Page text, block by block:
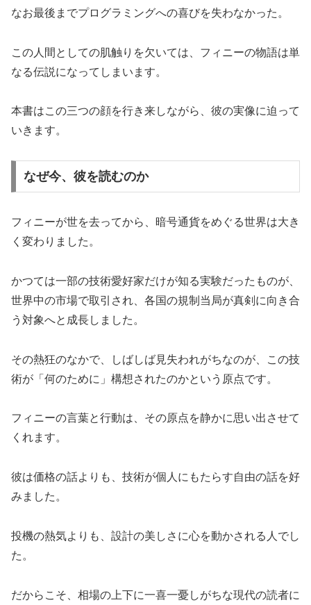
なお最後までプログラミングへの喜びを失わなかった。
この人間としての肌触りを欠いては、フィニーの物語は単
なる伝説になってしまいます。
本書はこの三つの顔を行き来しながら、彼の実像に迫って
いきます。
なぜ今、彼を読むのか
フィニーが世を去ってから、暗号通貨をめぐる世界は大き
く変わりました。
かつては一部の技術愛好家だけが知る実験だったものが、
世界中の市場で取引され、各国の規制当局が真剣に向き合
う対象へと成長しました。
その熱狂のなかで、しばしば見失われがちなのが、この技
術が「何のために」構想されたのかという原点です。
フィニーの言葉と行動は、その原点を静かに思い出させて
くれます。
彼は価格の話よりも、技術が個人にもたらす自由の話を好
みました。
投機の熱気よりも、設計の美しさに心を動かされる人でし
た。
だからこそ、相場の上下に一喜一憂しがちな現代の読者に